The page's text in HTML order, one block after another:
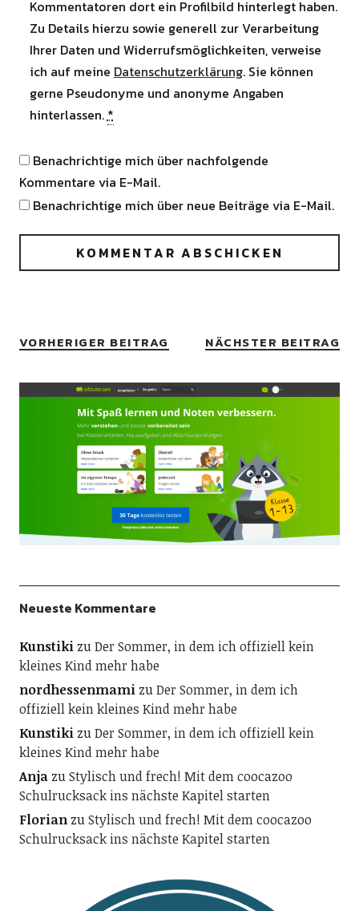
Kommentatoren dort ein Profilbild hinterlegt haben.
Zu Details hierzu sowie generell zur Verarbeitung
Ihrer Daten und Widerrufsmöglichkeiten, verweise
ich auf meine Datenschutzerklärung. Sie können
gerne Pseudonyme und anonyme Angaben
hinterlassen. *
Benachrichtige mich über nachfolgende
Kommentare via E-Mail.
Benachrichtige mich über neue Beiträge via E-Mail.
VORHERIGER BEITRAG NÄCHSTER BEITRAG
Neueste Kommentare
KunstikizuDer Sommer, in dem ich offiziell kein
kleines Kind mehr habe
nordhessenmamizuDer Sommer, in dem ich
offiziell kein kleines Kind mehr habe
KunstikizuDer Sommer, in dem ich offiziell kein
kleines Kind mehr habe
AnjazuStylisch und frech! Mit dem coocazoo
Schulrucksack ins nächste Kapitel starten
FlorianzuStylisch und frech! Mit dem coocazoo
Schulrucksack ins nächste Kapitel starten